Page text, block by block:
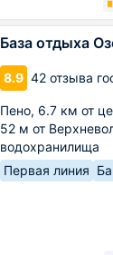
База отдыха
8.9 42 отзыва
Пено, 6.7 км от
52 м от
водохранилища
Первая линия